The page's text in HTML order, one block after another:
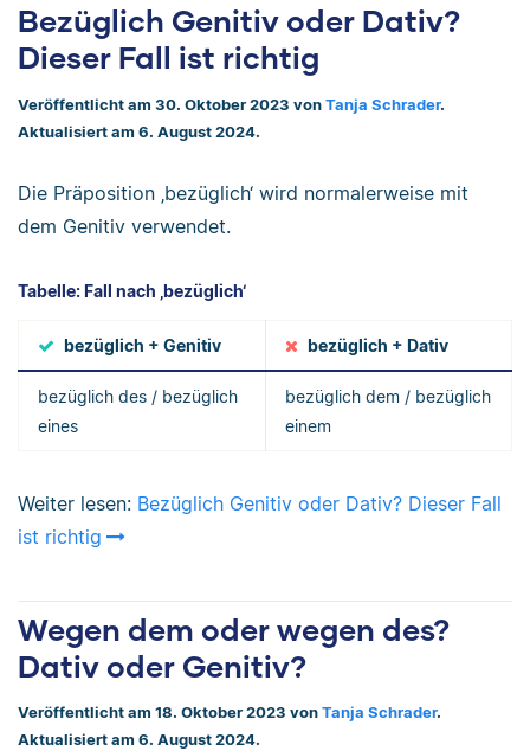
Bezüglich Genitiv oder Dativ?
Dieser Fall ist richtig
Veröffentlicht am 30. Oktober 2023 von Tanja Schrader.
Aktualisiert am 6. August 2024.
Die Präposition ‚bezüglich‘ wird normalerweise mit
dem Genitiv verwendet.
Tabelle: Fall nach ‚bezüglich‘
bezüglich + Genitiv bezüglich + Dativ
bezüglich des / bezüglich
eines
bezüglich dem / bezüglich
einem
Weiter lesen: Bezüglich Genitiv oder Dativ? Dieser Fall
ist richtig
Wegen dem oder wegen des?
Dativ oder Genitiv?
Veröffentlicht am 18. Oktober 2023 von Tanja Schrader.
Aktualisiert am 6. August 2024.